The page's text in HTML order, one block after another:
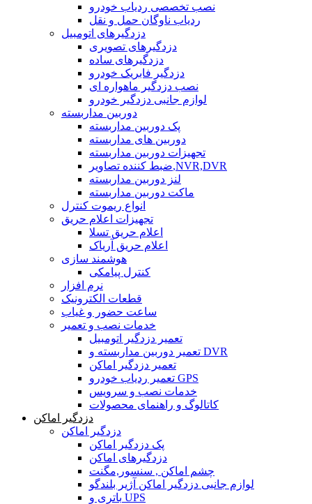
نصب تخصصی ردیاب خودرو
ردیاب ناوگان حمل و نقل
دزدگیرهای اتومبیل
دزدگیرهای تصویری
دزدگیرهای ساده
دزدگیر فابریک خودرو
نصب دزدگیر ماهواره ای
لوازم جانبی دزدگیر خودرو
دوربین مداربسته
پک دوربین مداربسته
دوربین های مداربسته
تجهیزات دوربین مداربسته
ضبط کننده تصاویر,NVR,DVR
لنز دوربین مداربسته
ماکت دوربین مداربسته
انواع ریموت کنترل
تجهیزات اعلام حریق
اعلام حریق تسلا
اعلام حریق آریاک
هوشمند سازی
کنترل پیامکی
نرم افزار
قطعات الکترونیک
ساعت حضور و غیاب
خدمات نصب و تعمیر
تعمیر دزدگیر اتومبیل
تعمیر دوربین مداربسته و DVR
تعمیر دزدگیر اماکن
تعمیر ردیاب خودرو GPS
خدمات نصب و سرویس
کاتالوگ و راهنمای محصولات
دزدگیر اماکن
دزدگیر اماکن
پک دزدگیر اماکن
دزدگیرهای اماکن
چشم اماکن , سنسور,مگنت
لوازم جانبی دزدگیر اماکن آژیر بلندگو
باتری و UPS